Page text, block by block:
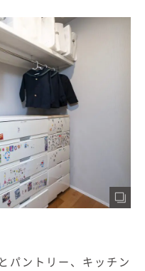
パントリー、キッチン